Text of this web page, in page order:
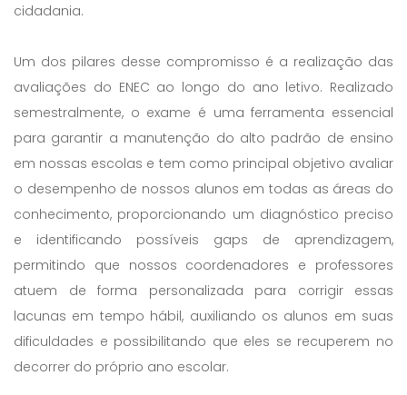
cidadania.
Um dos pilares desse compromisso é a realização das
avaliações do ENEC ao longo do ano letivo. Realizado
semestralmente, o exame é uma ferramenta essencial
para garantir a manutenção do alto padrão de ensino
em nossas escolas e tem como principal objetivo avaliar
o desempenho de nossos alunos em todas as áreas do
conhecimento, proporcionando um diagnóstico preciso
e identificando possíveis gaps de aprendizagem,
permitindo que nossos coordenadores e professores
atuem de forma personalizada para corrigir essas
lacunas em tempo hábil, auxiliando os alunos em suas
dificuldades e possibilitando que eles se recuperem no
decorrer do próprio ano escolar.